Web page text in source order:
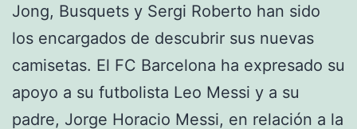
Jong, Busquets y Sergi Roberto han sido
los encargados de descubrir sus nuevas
camisetas. El FC Barcelona ha expresado su
apoyo a su futbolista Leo Messi y a su
padre, Jorge Horacio Messi, en relación a la